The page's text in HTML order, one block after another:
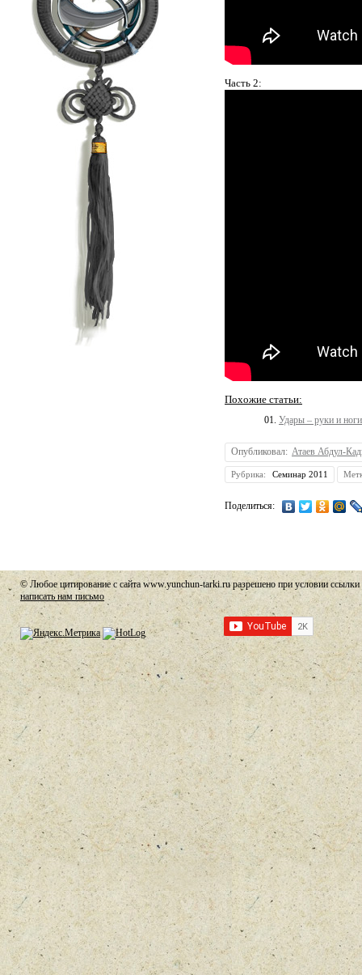
Часть 2:
Похожие статьи:
Удары – руки и ноги
Опубликовал: Атаев Абдул-
Рубрика: Семинар 2011
Поделиться:
© Любое цитирование с сайта www.yunchun-tarki.ru разрешено при условии ссылки
написать нам письмо